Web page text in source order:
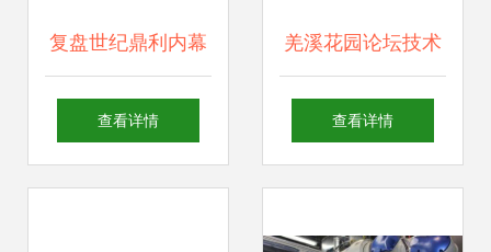
复盘世纪鼎利内幕
交易 计算机软硬件
查看详情
羌溪花园论坛技术
架构解析 基于
管理系统开发实践
查看详情